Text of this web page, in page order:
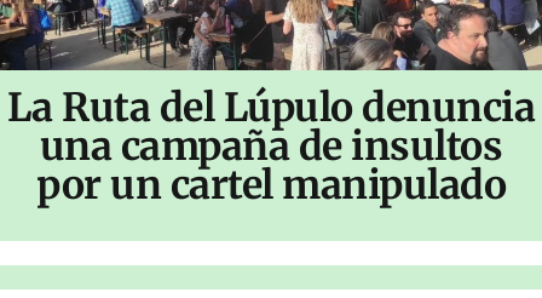
La Ruta del Lúpulo denuncia
una campaña de insultos
por un cartel manipulado